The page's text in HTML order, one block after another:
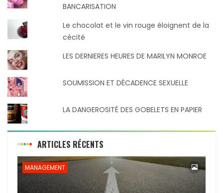
BANCARISATION
Le chocolat et le vin rouge éloignent de la
cécité
LES DERNIERES HEURES DE MARILYN MONROE
SOUMISSION ET DÉCADENCE SEXUELLE
LA DANGEROSITÉ DES GOBELETS EN PAPIER
ARTICLES RÉCENTS
MANAGEMENT